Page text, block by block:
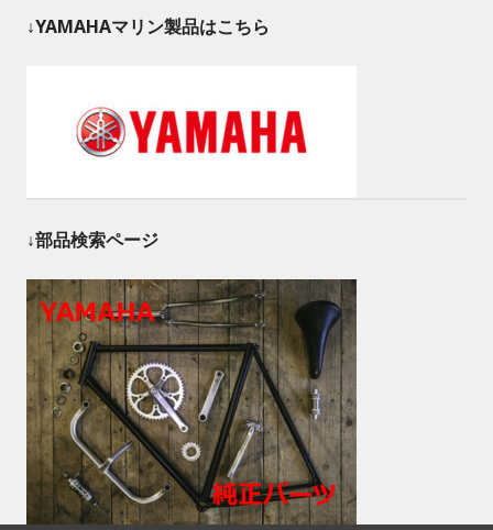
↓YAMAHAマリン製品はこちら
↓部品検索ページ